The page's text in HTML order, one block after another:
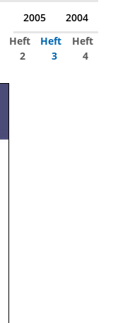
2005 2004
Heft
2
Heft
3
Heft
4